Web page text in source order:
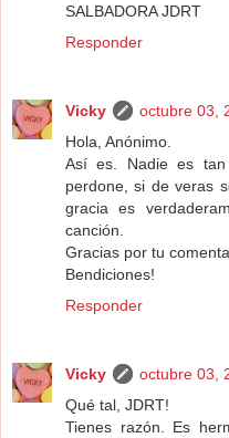
SALBADORA JDRT
Responder
Vicky
octubre 03,
Hola, Anónimo.
Así es. Nadie es
perdone, si de veras
gracia es
canción.
Gracias por tu
Bendiciones!
Responder
Vicky
octubre 03,
Qué tal, JDRT!
Tienes razón. Es